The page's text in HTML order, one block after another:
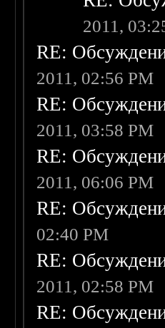
2011,
RE:
2011, 02:56 PM
RE:
2011, 03:58 PM
RE:
2011, 06:06 PM
RE:
02:40 PM
RE:
2011, 02:58 PM
RE: